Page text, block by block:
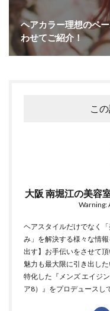
ヘアカラー理想のペ
わせてご紹介！
こ
大阪 南堀江の美容
Warning:
ヘアスタイルだけでなく
み」を解決する様々な情
出す】お手伝いをさせて
魅力も最大限に引き出し
特化した『メンズ エイジ
ア8）』をプロデュースし